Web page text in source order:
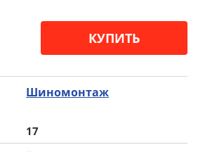
КУПИТЬ
Шиномонтаж
17